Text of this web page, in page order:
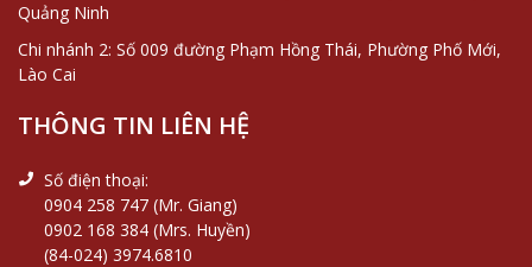
Quảng Ninh
Chi nhánh 2: Số 009 đường Phạm Hồng Thái, Phường Phố Mới,
Lào Cai
THÔNG TIN LIÊN HỆ
Số điện thoại:
0904 258 747 (Mr. Giang)
0902 168 384 (Mrs. Huyền)
(84-024) 3974.6810